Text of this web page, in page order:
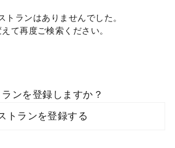
トランはありませんでした。
て再度ご検索ください。
ランを登録しますか？
トランを登録する